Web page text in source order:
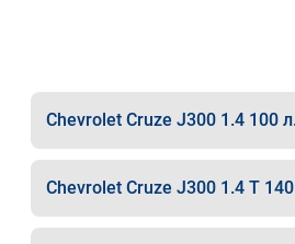
Chevrolet Cruze J300 1.4 100
Chevrolet Cruze J300 1.4 T